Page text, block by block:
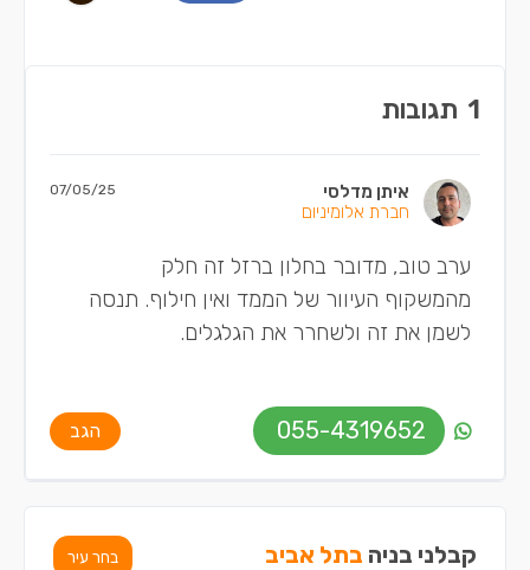
1 תגובות
איתן מדלסי
חברת אלומיניום
07/05/25
ערב טוב, מדובר בחלון ברזל זה חלק
מהמשקוף העיוור של הממד ואין חילוף. תנסה
לשמן את זה ולשחרר את הגלגלים.
055-4319652 הגב
קבלני בניה בתל אביב בחר עיר